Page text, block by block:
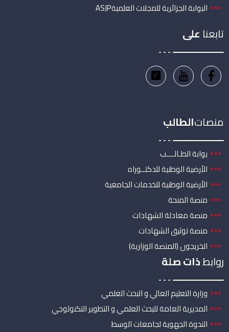
البوابة الجزائرية للمجلات العلميةASJP
تابعنا على
منصاتالطالب
بوابة الطـالــــب
الأرضية الوطنية للدكتــوراه
الأرضية الوطنية للخدمات الجامعية
منصة المنحة
منصة معادلة الشهادات
منصة توثيق الشهادات
الخريجون (المنصة الوزارية)
روابطذات صلة
وزارة التعليم العالي و البحث العلمي
المديرية العامة للبحث العلمي و التطوير التكنولوجي
الندوة الجهوية لجامعات الوسط